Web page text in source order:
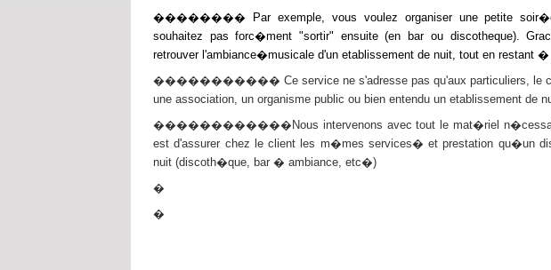
�������� Par exemple, vous voulez organiser une petite
souhaitez pas forc�ment "sortir" ensuite (en bar ou discotheque).
retrouver l'ambiance�musicale d'un etablissement de nuit, tout en restant
����������� Ce service ne s'adresse pas qu'aux particuliers, le
une association, un organisme public ou bien entendu un etablissement de
������������Nous intervenons avec tout le mat�riel
est d'assurer chez le client les m�mes services� et prestation qu�un
nuit (discoth�que, bar � ambiance, etc�)
�
�